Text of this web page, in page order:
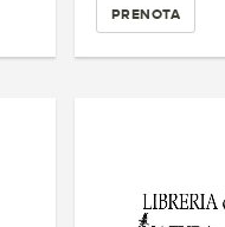
PRENOTA